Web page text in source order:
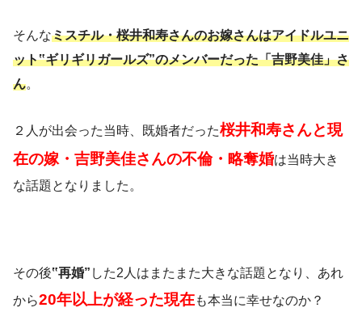
そんなミスチル・桜井和寿さんのお嫁さんはアイドルユニ
ット‟ギリギリガールズ”のメンバーだった「吉野美佳」さ
ん。
２人が出会った当時、既婚者だった桜井和寿さんと現
在の嫁・吉野美佳さんの不倫・略奪婚は当時大き
な話題となりました。
その後‟再婚” した2人はまたまた大きな話題となり、あれ
から20年以上が経った現在も本当に幸せなのか？